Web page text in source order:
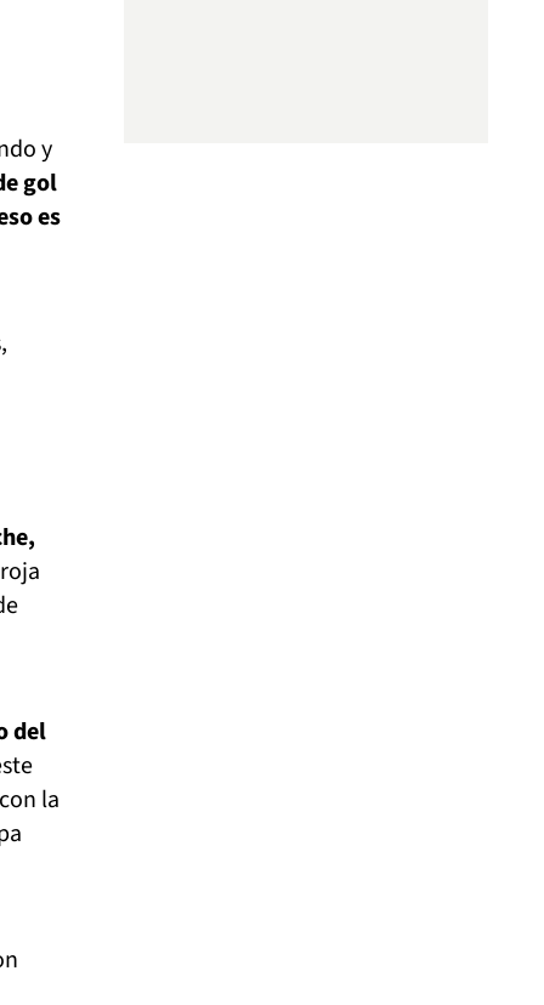
y
gol
es
del
la